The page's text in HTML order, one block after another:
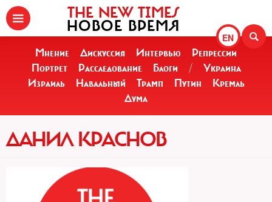
EN
THE NEW TIMES
НОВОЕ ВРЕМЯ
Мнение Дискуссия Интервью
Репрессии
Портрет
Расследование Блоги /
Украина
Израиль
Навальный Трамп Путин
Кремль
Дума
ДАНИЛ КРАСНОВ